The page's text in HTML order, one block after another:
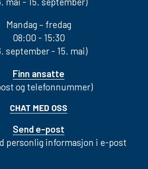
Mandag – fredag
08:00 - 15:30
september - 15. mai)
Finn ansatte
og telefonnummer)
CHAT MED OSS
Send e-post
personlig informasjon i e-post